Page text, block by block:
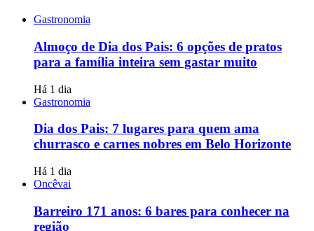
Gastronomia
Almoço de Dia dos Pais: 6 opções de pratos
para a família inteira sem gastar muito
Há 1 dia
Gastronomia
Dia dos Pais: 7 lugares para quem ama
churrasco e carnes nobres em Belo Horizonte
Há 1 dia
Oncêvai
Barreiro 171 anos: 6 bares para conhecer na
região